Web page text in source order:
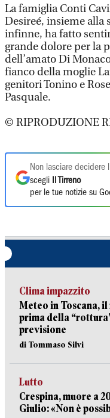
La famiglia Conti
Desireé, insieme alla
infinne, ha fatto
grande dolore per la
dell’amato Di
fianco della moglie
genitori Tonino e
Pasquale.
© RIPRODUZIONE
Non lasciare decidere
scegli
Il Tirreno
per le tue notizie su
Clima impazzito
Meteo in Toscana,
prima della
previsione
di Tommaso Silvi
Lutto
Crespina, muore a
Giulio: «Non è